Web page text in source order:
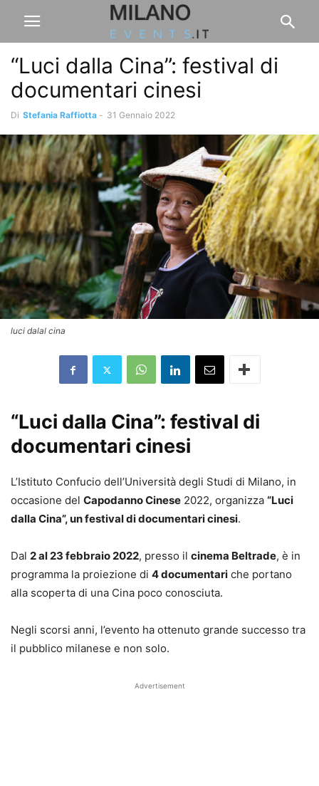
“Luci dalla Cina”: festival di
documentari cinesi
Di Stefania Raffiotta - 31 Gennaio 2022
luci dalal cina
“Luci dalla Cina”: festival di
documentari cinesi
L’Istituto Confucio dell’Università degli Studi di Milano, in
occasione del Capodanno Cinese 2022, organizza “Luci
dalla Cina”, un festival di documentari cinesi.
Dal 2 al 23 febbraio 2022, presso il cinema Beltrade, è in
programma la proiezione di 4 documentari che portano
alla scoperta di una Cina poco conosciuta.
Negli scorsi anni, l’evento ha ottenuto grande successo tra
il pubblico milanese e non solo.
Advertisement